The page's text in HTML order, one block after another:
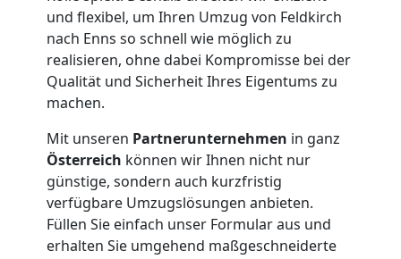
und flexibel, um Ihren Umzug von Feldkirch
nach Enns so schnell wie möglich zu
realisieren, ohne dabei Kompromisse bei der
Qualität und Sicherheit Ihres Eigentums zu
machen.
Mit unseren Partnerunternehmen in ganz
Österreich können wir Ihnen nicht nur
günstige, sondern auch kurzfristig
verfügbare Umzugslösungen anbieten.
Füllen Sie einfach unser Formular aus und
erhalten Sie umgehend maßgeschneiderte
Möbeltransport
National
Möbeltransport
International